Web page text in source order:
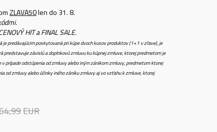
ZLAVA50len do 31. 8.
HIT a FINAL SALE.
je predávajúcim poskytovaná pri kúpe dvoch kusov produktov (1+1 v zľave), je
závislú a doplnkovú zmluvu ku kúpnej zmluve, ktorej predmetom je
prípade odstúpenia od zmluvy alebo iným zánikom zmluvy, predmetom ktorej
od zmluvy alebo účinky iného zániku zmluvy aj vo vzťahu k zmluve, ktorej
EUR